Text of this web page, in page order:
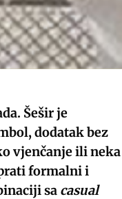
Šešir je
dodatak bez
vjenčanje ili neka
formalni i
sa casual